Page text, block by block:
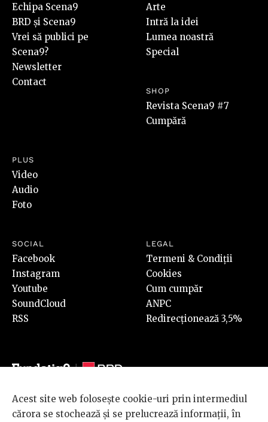
Echipa Scena9
BRD și Scena9
Vrei să publici pe
Scena9?
Newsletter
Contact
Arte
Intră la idei
Lumea noastră
Special
SHOP
Revista Scena9 #7
Cumpără
PLUS
Video
Audio
Foto
SOCIAL
Facebook
Instagram
Youtube
SoundCloud
RSS
LEGAL
Termeni & Condiții
Cookies
Cum cumpăr
ANPC
Redirecționează 3,5%
© 2026 BRD Groupe Société Générale, toate drepturile rezervate.
Acest site web folosește cookie-uri prin intermediul
cărora se stochează și se prelucrează informații, în